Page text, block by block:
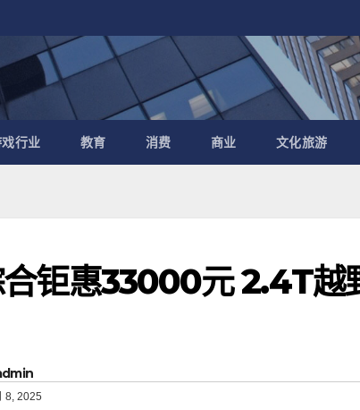
行业 教育 消费 商业 文化旅游
合钜惠33000元 2.4T越
8, 2025